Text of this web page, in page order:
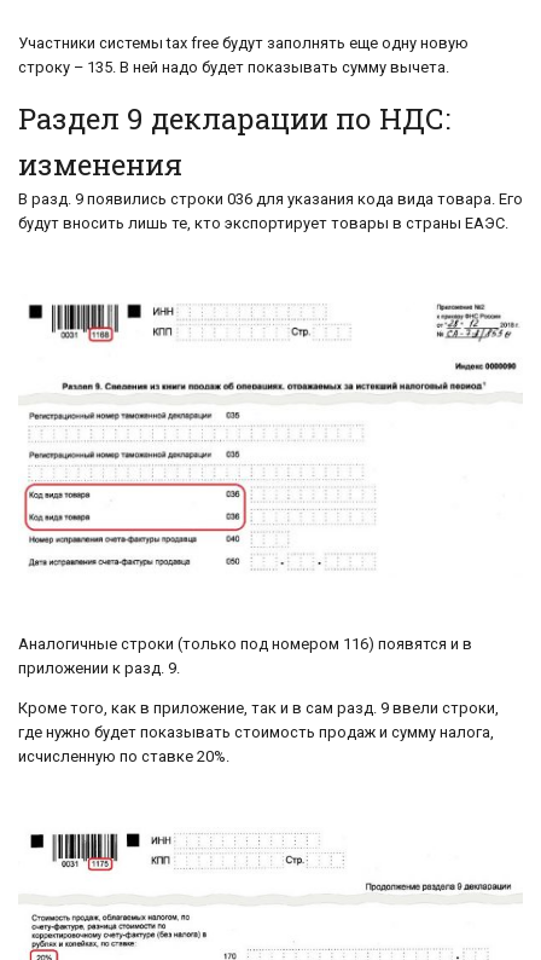
Участники системы tax free будут заполнять еще одну новую
строку – 135. В ней надо будет показывать сумму вычета.
Раздел 9 декларации по НДС:
изменения
В разд. 9 появились строки 036 для указания кода вида товара. Его
будут вносить лишь те, кто экспортирует товары в страны ЕАЭС.
Аналогичные строки (только под номером 116) появятся и в
приложении к разд. 9.
Кроме того, как в приложение, так и в сам разд. 9 ввели строки,
где нужно будет показывать стоимость продаж и сумму налога,
исчисленную по ставке 20%.